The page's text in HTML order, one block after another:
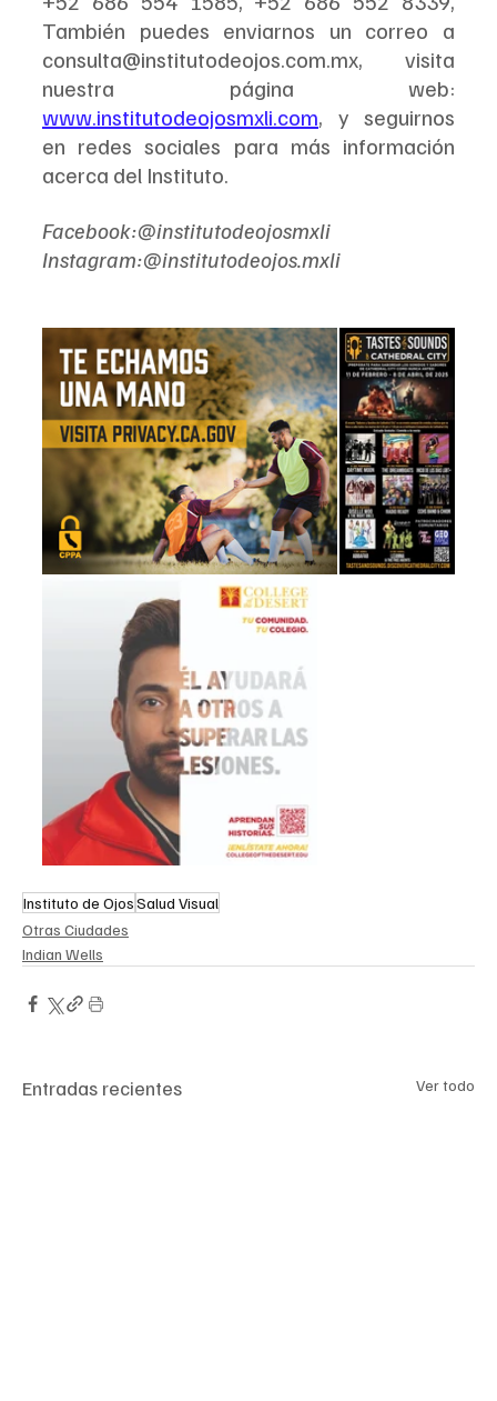
También puedes enviarnos un correo a
consulta@institutodeojos.com.mx, visita
www.institutodeojosmxli.com, y seguirnos
en redes sociales para más información
acerca del Instituto.
Facebook:@institutodeojosmxli
Instagram:@institutodeojos.mxli
Instituto de OjosSalud Visual
Otras Ciudades
Indian Wells
Entradas recientes Ver todo